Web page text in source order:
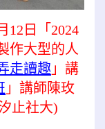
12日「2024
作大型的人
走讀趣 」講
」講師陳玫
止社大)